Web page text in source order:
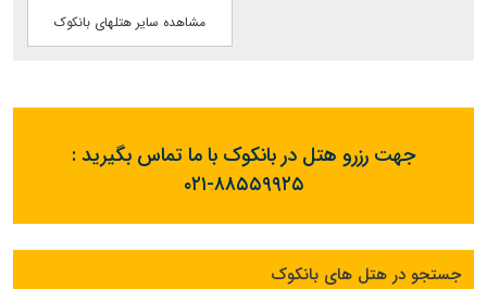
مشاهده سایر هتلهای بانکوک
جهت رزرو هتل در بانکوک با ما تماس بگیرید :
۰۲۱-۸۸۵۵۹۹۲۵
جستجو در هتل های بانکوک